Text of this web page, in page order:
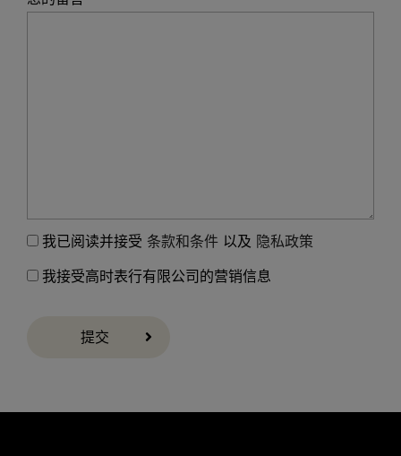
我已阅读并接受 条款和条件 以及 隐私政策
我接受高时表行有限公司的营销信息
提交